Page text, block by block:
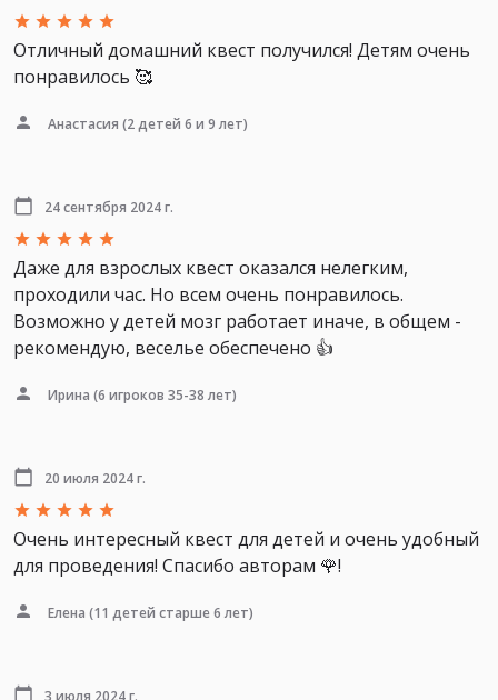
Отличный домашний квест получился! Детям очень
понравилось 🥰
Анастасия (2 детей 6 и 9 лет)
24 сентября 2024 г.
Даже для взрослых квест оказался нелегким,
проходили час. Но всем очень понравилось.
Возможно у детей мозг работает иначе, в общем -
рекомендую, веселье обеспечено 👍
Ирина (6 игроков 35-38 лет)
20 июля 2024 г.
Очень интересный квест для детей и очень удобный
для проведения! Спасибо авторам 🌹!
Елена (11 детей старше 6 лет)
3 июля 2024 г.